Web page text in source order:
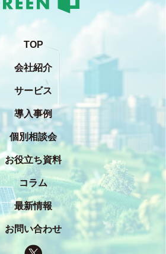
TOP
会社紹介
サービス
導入事例
個別相談会
お役立ち資料
コラム
最新情報
お問い合わせ